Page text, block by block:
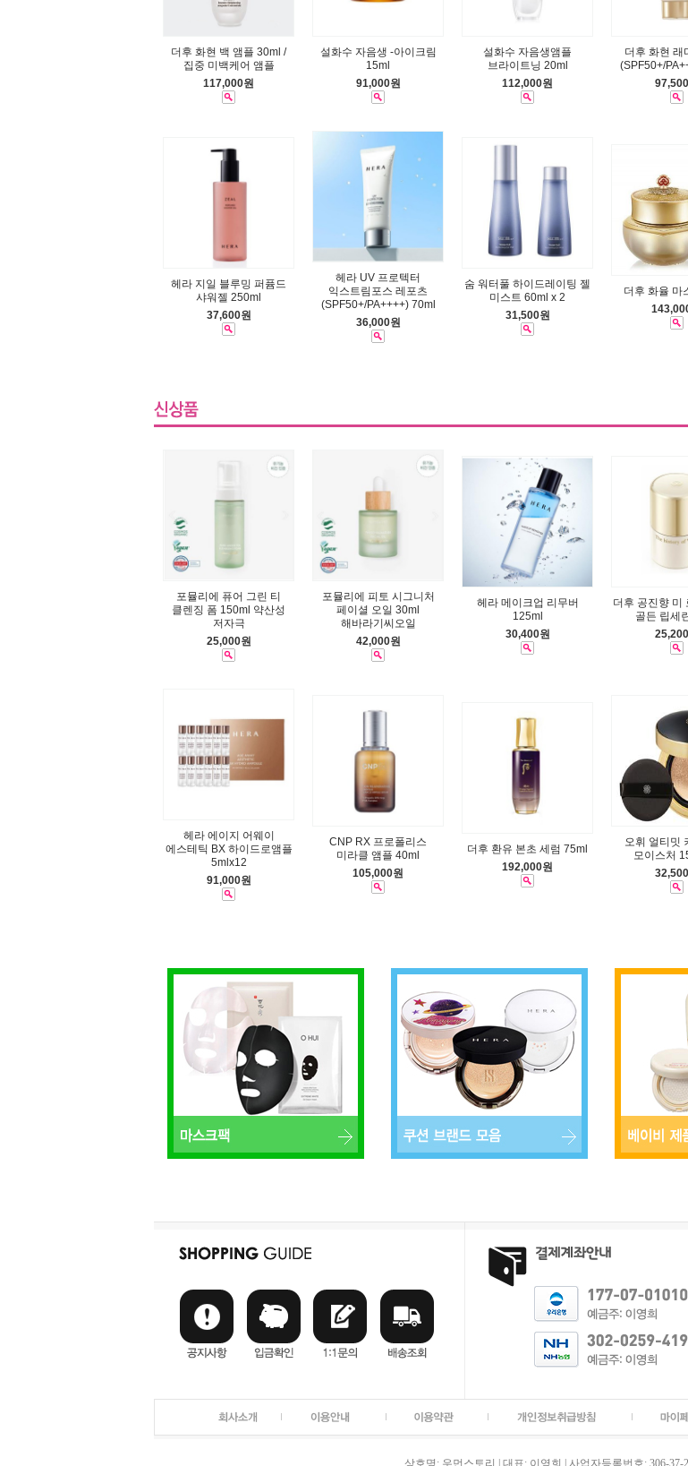
더후 화현 백 앰플 30ml /
집중 미백케어 앰플
117,000원
설화수 자음생 -아이크림
15ml
91,000원
설화수 자음생앰플
브라이트닝 20ml
112,000원
더후 화현 래
(SPF50+/
헤라 지일 블루밍 퍼퓸드
샤워젤 250ml
37,600원
헤라 UV 프로텍터
익스트림포스 레포츠
(SPF50+/PA++++) 70ml
36,000원
숨 워터풀 하이드레이팅 젤
미스트 60ml x 2
31,500원
더후 화율 마
포뮬리에 퓨어 그린 티
클렌징 폼 150ml 약산성
저자극
25,000원
포뮬리에 피토 시그니처
페이셜 오일 30ml
해바라기씨오일
42,000원
헤라 메이크업 리무버
125ml
30,400원
더후 공진향 미
골든 립세
헤라 에이지 어웨이
에스테틱 BX 하이드로앰플
5mlx12
91,000원
CNP RX 프로폴리스
미라클 앰플 40ml
105,000원
더후 환유 본초 세럼 75ml
192,000원
오휘 얼티밋
모이스처
상호명: 우먼스토리 | 대표: 이영희 | 사업자등록번호: 306-37-